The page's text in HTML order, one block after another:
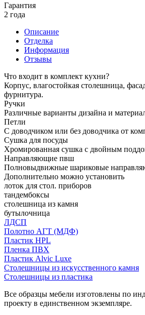
Гарантия
2 года
Описание
Отделка
Информация
Отзывы
Что входит в комплект кухни?
Корпус, влагостойкая столешница,
фурнитура.
Ручки
Различные варианты дизайна и
Петли
С доводчиком или без доводчика от
Сушка для посуды
Хромированная сушка с двойным
Направляющие пвш
Полновыдвижные шариковые
Дополнительно можно установить
лоток для стол. приборов
тандембоксы
столешница из камня
бутылочница
ЛДСП
Полотно АГТ (МДФ)
Пластик HPL
Пленка ПВХ
Пластик Alvic Luxe
Столешницы из искусственного камня
Столешницы из пластика
Все образцы мебели изготовлены по
проекту в единственном экземпляре.